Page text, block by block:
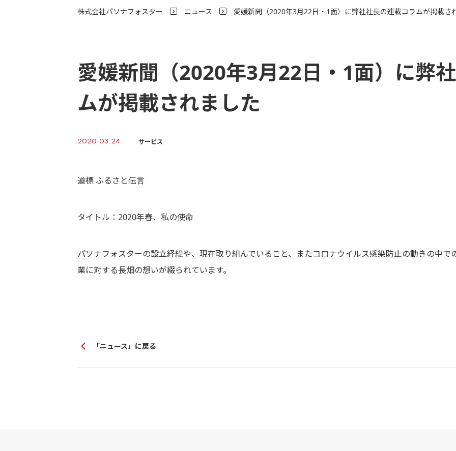
株式会社パソナフォスター >ニュース >愛媛新聞（2020年3月22日・1面）に弊社社長の連載コラムが掲載さ
愛媛新聞（2020年3月22日・1面）に弊
ムが掲載されました
2020.03.24 サービス
道標 ふるさと伝言
タイトル：2020年春、私の使命
パソナフォスターの設立経緯や、現在取り組んでいること、またコロナウイルス感染防止の動きの中
業に対する長畑の想いが綴られています。
「ニュース」に戻る